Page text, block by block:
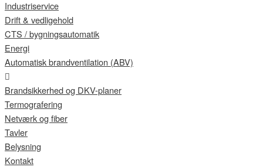
Industriservice
Drift & vedligehold
CTS / bygningsautomatik
Energi
Automatisk brandventilation (ABV)
Brandsikkerhed og DKV-planer
Termografering
Netværk og fiber
Tavler
Belysning
Kontakt